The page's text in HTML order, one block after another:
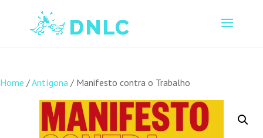
Home /Antígona / Manifesto contra o Trabalho